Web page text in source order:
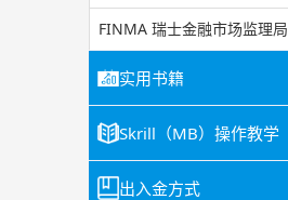
FINMA 瑞士金融市场监理局
实用书籍
Skrill（MB）操作教学
出入金方式